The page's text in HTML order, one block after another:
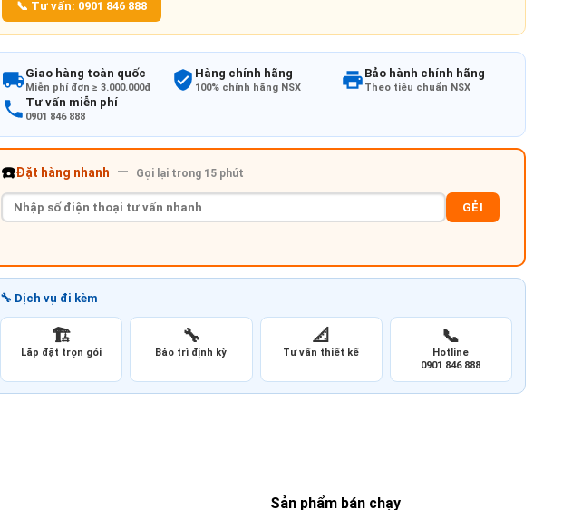
📞 Tư vấn: 0901 846 888
Giao hàng toàn quốc
Miễn phí đơn ≥ 3.000.000đ
Hàng chính hãng
100% chính hãng NSX
Bảo hành chính hãng
Theo tiêu chuẩn NSX
Tư vấn miễn phí
0901 846 888
☎️Đặt hàng nhanh — Gọi lại trong 15 phút
GẺI
🔧 Dịch vụ đi kèm
🏗️
Lắp đặt trọn gói
🔧
Bảo trì định kỳ
📐
Tư vấn thiết kế
📞
Hotline
0901 846 888
Sản phẩm bán chạy